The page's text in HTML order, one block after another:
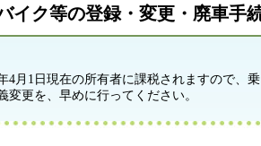
イク等の登録・変更・廃車手
4月1日現在の所有者に課税されますので、
変更を、早めに行ってください。